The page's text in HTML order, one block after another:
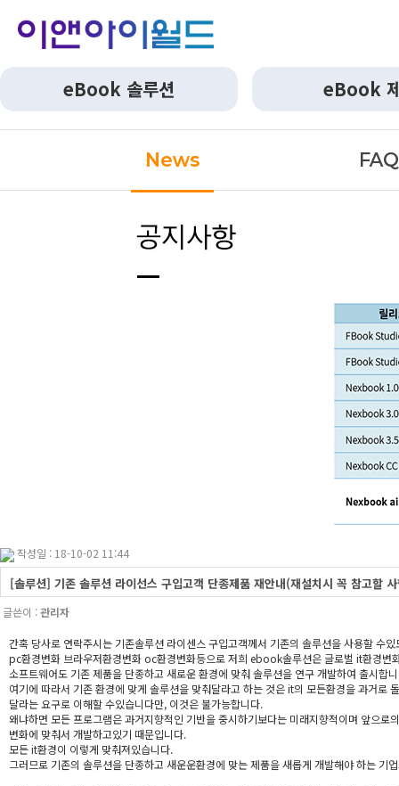
eBook 솔루션 eBook
News FAQ
작성일 : 18-10-02 11:44
[솔루션] 기존 솔루션 라이선스 구입고객 단종제품 재안내(재설치시 꼭 참고할
글쓴이 :관리자
간혹 당사로 연락주시는 기존솔루션 라이센스 구입고객께서 기존의 솔루션을 사용할 수
pc환경변화 브라우저환경변화 oc환경변화등으로 저희 ebook솔루션은 글로벌 it환경변
소프트웨어도 기존 제품을 단종하고 새로운 환경에 맞춰 솔루션을 연구 개발하여 출시합
여기에 따라서 기존 환경에 맞게 솔루션을 맞춰달라고 하는 것은 it의 모든환경을 과거로
달라는 요구로 이해할 수있습니다만, 이것은 불가능합니다.
왜냐하면 모든 프로그램은 과거지향적인 기반을 중시하기보다는 미래지향적이며 앞으로
변화에 맞춰서 개발하고있기 때문입니다.
모든 it환경이 이렇게 맞춰져있습니다.
그러므로 기존의 솔루션을 단종하고 새운운환경에 맞는 제품을 새롭게 개발해야 하는 기